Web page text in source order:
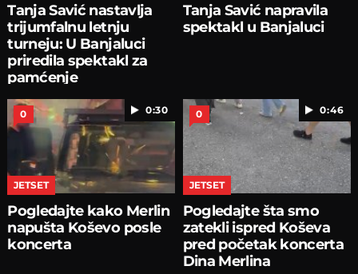
Tanja Savić nastavlja
trijumfalnu letnju
turneju: U Banjaluci
priredila spektakl za
pamćenje
Tanja Savić napravila
spektakl u Banjaluci
0:30
0
JETSET
Pogledajte kako Merlin
napušta Koševo posle
koncerta
0:46
0
JETSET
Pogledajte šta smo
zatekli ispred Koševa
pred početak koncerta
Dina Merlina